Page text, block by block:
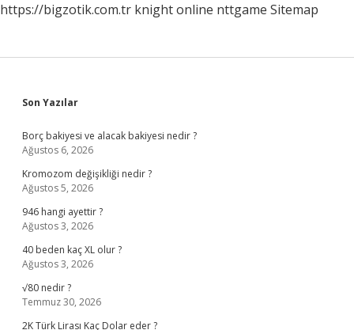
https://bigzotik.com.tr knight online nttgame Sitemap
Sidebar
Son Yazılar
Borç bakiyesi ve alacak bakiyesi nedir ?
Ağustos 6, 2026
Kromozom değişikliği nedir ?
Ağustos 5, 2026
946 hangi ayettir ?
Ağustos 3, 2026
40 beden kaç XL olur ?
Ağustos 3, 2026
√80 nedir ?
Temmuz 30, 2026
2K Türk Lirası Kaç Dolar eder ?